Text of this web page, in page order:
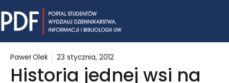
to
content
Paweł Olek 23 stycznia, 2012
Historia jednej wsi na